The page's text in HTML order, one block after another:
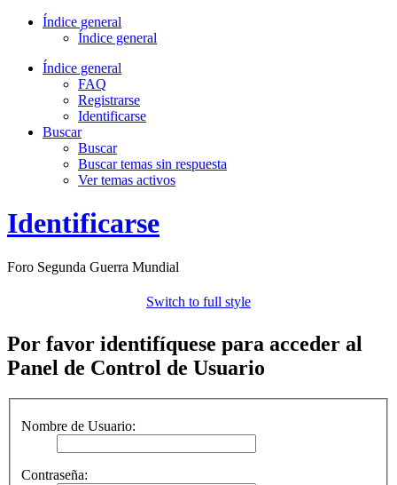
Índice general
Índice general
Índice general
FAQ
Registrarse
Identificarse
Buscar
Buscar
Buscar temas sin respuesta
Ver temas activos
Identificarse
Foro Segunda Guerra Mundial
Switch to full style
Por favor identifíquese para acceder al
Panel de Control de Usuario
Nombre de Usuario:
Contraseña: